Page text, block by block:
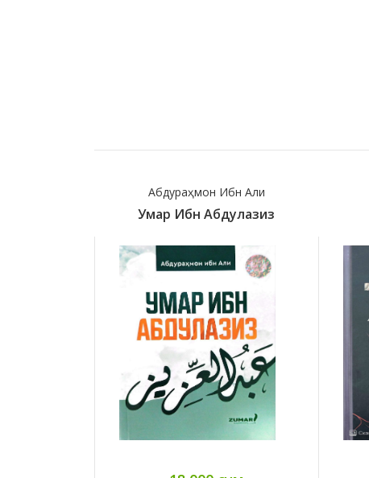
Абдураҳмон Ибн Али
Умар Ибн Абдулазиз